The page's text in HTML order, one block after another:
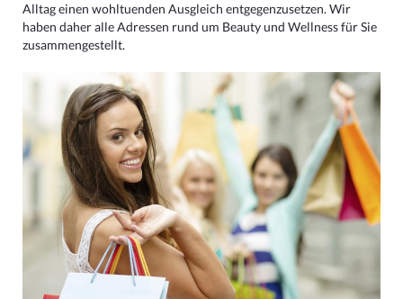
Alltag einen wohltuenden Ausgleich entgegenzusetzen. Wir
haben daher alle Adressen rund um Beauty und Wellness für Sie
zusammengestellt.